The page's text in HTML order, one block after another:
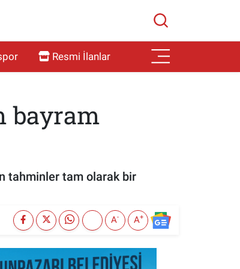
Resmi İlanlar
bayram
tahminler tam olarak bir
A- A+